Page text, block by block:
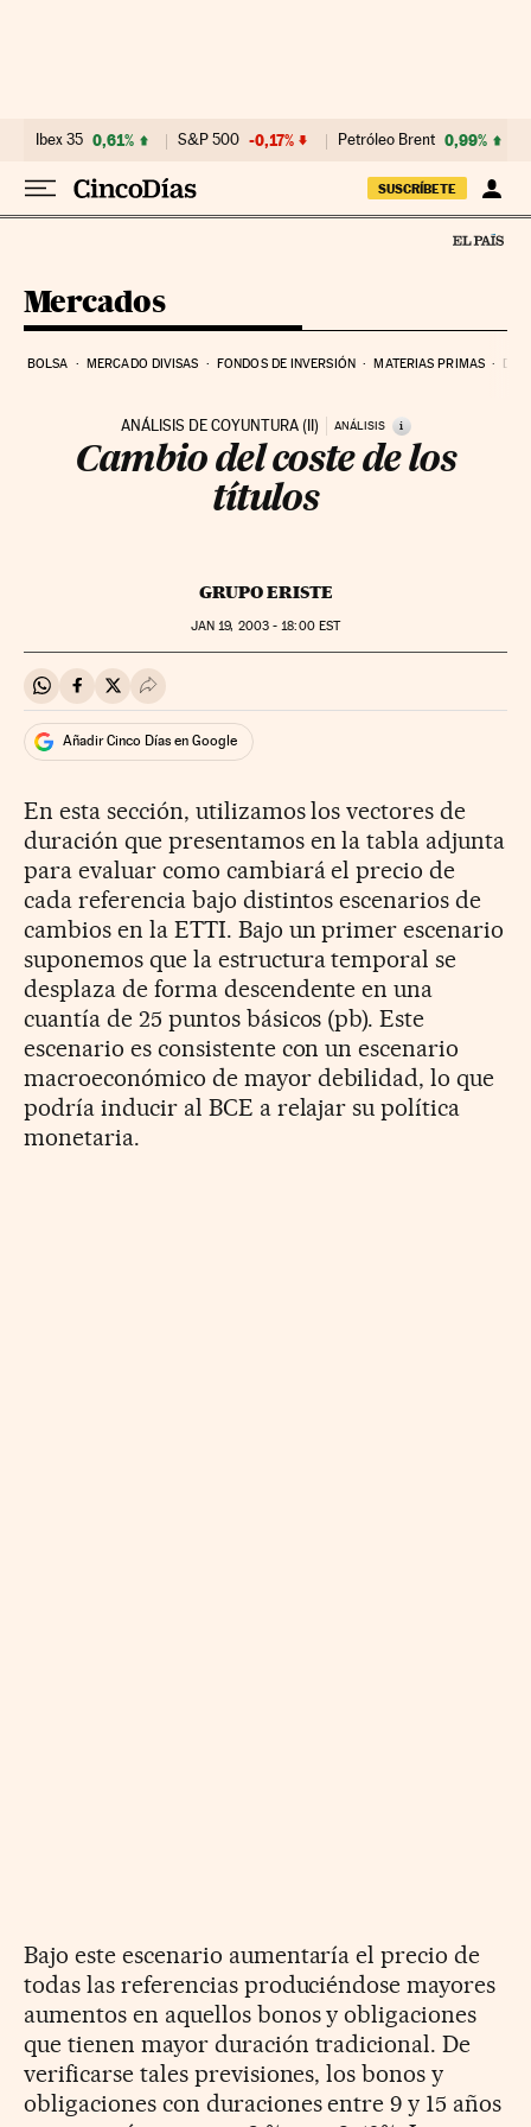
Ibex 35 0,61% S&P 500 -0,17% Petróleo Brent 0,99%
SUSCRÍBETE
Mercados
BOLSA MERCADO DIVISAS FONDOS DE INVERSIÓN MATERIAS PRIMAS
ANÁLISIS DE COYUNTURA (II) ANÁLISIS i
Cambio del coste de los
títulos
GRUPO ERISTE
JAN 19, 2003 - 18:00EST
Compartir en Whatsapp
Compartir en Facebook
Compartir en Twitter
Desplegar Redes Sociales
Añadir Cinco Días en Google
En esta sección, utilizamos los vectores de
duración que presentamos en la tabla adjunta
para evaluar como cambiará el precio de
cada referencia bajo distintos escenarios de
cambios en la ETTI. Bajo un primer escenario
suponemos que la estructura temporal se
desplaza de forma descendente en una
cuantía de 25 puntos básicos (pb). Este
escenario es consistente con un escenario
macroeconómico de mayor debilidad, lo que
podría inducir al BCE a relajar su política
monetaria.
Bajo este escenario aumentaría el precio de
todas las referencias produciéndose mayores
aumentos en aquellos bonos y obligaciones
que tienen mayor duración tradicional. De
verificarse tales previsiones, los bonos y
obligaciones con duraciones entre 9 y 15 años